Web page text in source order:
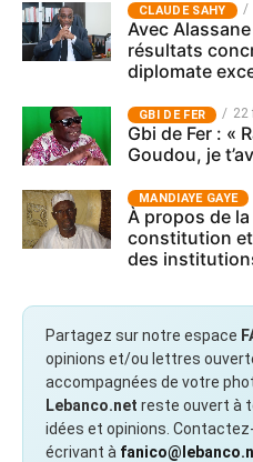
CLAUDE SAHY
Avec
résultats
diplomate
GBI DE FER 22
Gbi de Fer : «
Goudou, je
MANDIAYE GAYE
À propos de
constitution
des
Partagez sur notre espace
opinions et/ou lettres
accompagnées de votre
Lebanco.net reste ouvert à
idées et opinions.
écrivant à